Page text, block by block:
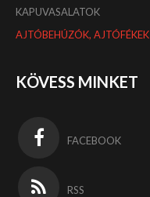
KAPUVASALATOK
AJTÓBEHÚZÓK, AJTÓFÉKEK
KÖVESS MINKET
FACEBOOK
RSS